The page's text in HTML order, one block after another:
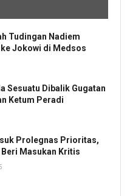
Tudingan Nadiem
Jokowi di Medsos
Sesuatu Dibalik Gugatan
Ketum Peradi
Prolegnas Prioritas,
Masukan Kritis